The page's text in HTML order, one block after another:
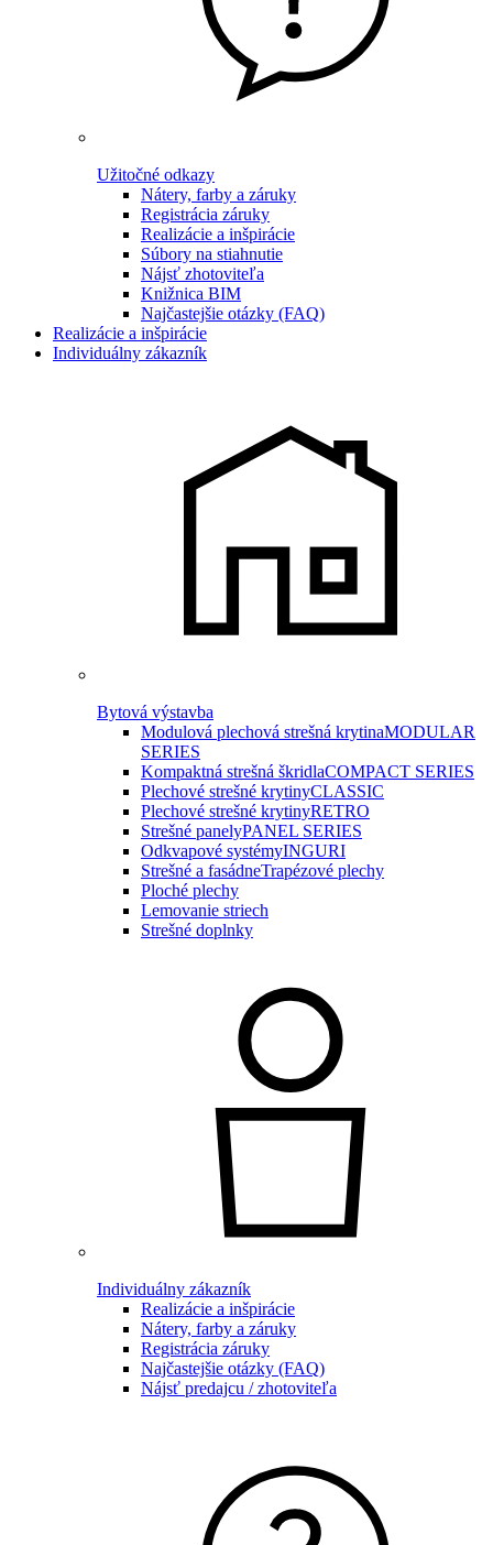
Užitočné odkazy
Nátery, farby a záruky
Registrácia záruky
Realizácie a inšpirácie
Súbory na stiahnutie
Nájsť zhotoviteľa
Knižnica BIM
Najčastejšie otázky (FAQ)
Realizácie a inšpirácie
Individuálny zákazník
Bytová výstavba
Modulová plechová strešná krytinaMODULAR
SERIES
Kompaktná strešná škridlaCOMPACT SERIES
Plechové strešné krytinyCLASSIC
Plechové strešné krytinyRETRO
Strešné panelyPANEL SERIES
Odkvapové systémyINGURI
Strešné a fasádneTrapézové plechy
Ploché plechy
Lemovanie striech
Strešné doplnky
Individuálny zákazník
Realizácie a inšpirácie
Nátery, farby a záruky
Registrácia záruky
Najčastejšie otázky (FAQ)
Nájsť predajcu / zhotoviteľa